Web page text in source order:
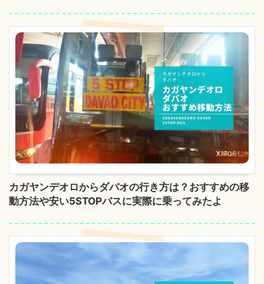
カガヤンデオロからダバオの行き方は？おすすめの移
動方法や安い5STOPバスに実際に乗ってみたよ